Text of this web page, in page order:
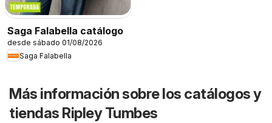
Saga Falabella catálogo
desde sábado 01/08/2026
Saga Falabella
Más información sobre los catálogos y
tiendas Ripley Tumbes